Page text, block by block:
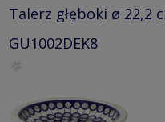
Talerz głęboki ø 22,2
GU1002DEK8